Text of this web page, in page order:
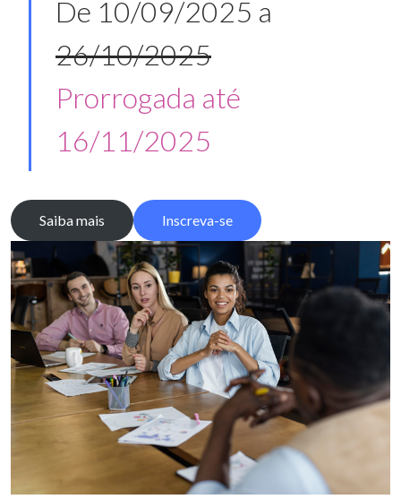
De 10/09/2025 a
26/10/2025
Prorrogada até
16/11/2025
Saiba mais Inscreva-se